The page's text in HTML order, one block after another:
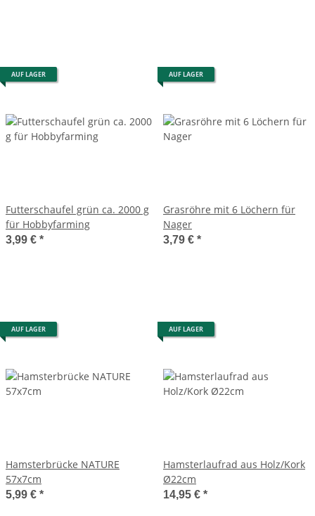
AUF LAGER
Futterschaufel grün ca. 2000 g
für Hobbyfarming
3,99 € *
AUF LAGER
Grasröhre mit 6 Löchern für
Nager
3,79 € *
AUF LAGER
Hamsterbrücke NATURE
57x7cm
5,99 € *
AUF LAGER
Hamsterlaufrad aus Holz/Kork
Ø22cm
14,95 € *